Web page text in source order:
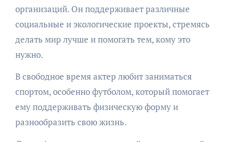
организаций. Он поддерживает различные
социальные и экологические проекты, стремясь
делать мир лучше и помогать тем, кому это
нужно.
В свободное время актер любит заниматься
спортом, особенно футболом, который помогает
ему поддерживать физическую форму и
разнообразить свою жизнь.